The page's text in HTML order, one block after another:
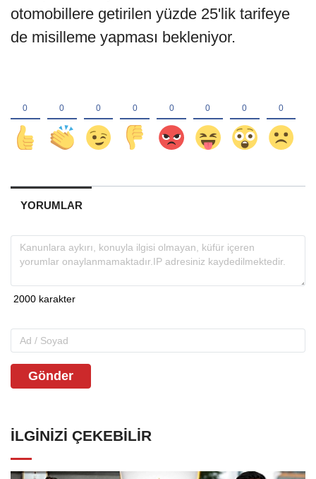
otomobillere getirilen yüzde 25'lik tarifeye
de misilleme yapması bekleniyor.
YORUMLAR
Gönder
İLGINIZI ÇEKEBILIR